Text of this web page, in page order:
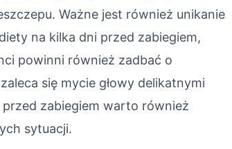
Ważne jest również unikanie
na kilka dni przed zabiegiem,
powinni również zadbać o
się mycie głowy delikatnymi
zabiegiem warto również
sytuacji.